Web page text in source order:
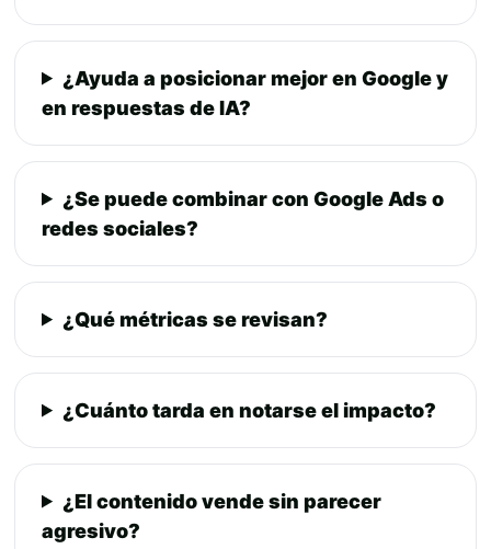
¿Ayuda a posicionar mejor en Google y
en respuestas de IA?
¿Se puede combinar con Google Ads o
redes sociales?
¿Qué métricas se revisan?
¿Cuánto tarda en notarse el impacto?
¿El contenido vende sin parecer
agresivo?